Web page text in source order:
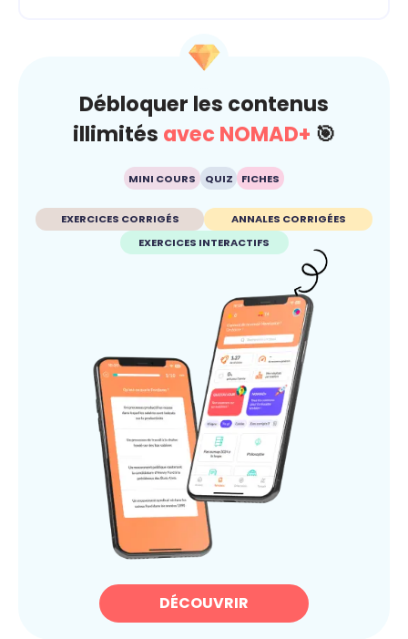
Débloquer les contenus
illimités avec NOMAD+ 🎯
MINI COURS QUIZ FICHES
EXERCICES CORRIGÉS
ANNALES CORRIGÉES
EXERCICES INTERACTIFS
DÉCOUVRIR